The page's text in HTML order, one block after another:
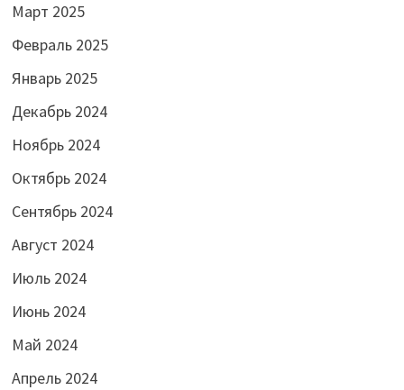
Март 2025
Февраль 2025
Январь 2025
Декабрь 2024
Ноябрь 2024
Октябрь 2024
Сентябрь 2024
Август 2024
Июль 2024
Июнь 2024
Май 2024
Апрель 2024